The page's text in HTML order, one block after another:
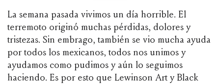
La semana pasada vivimos un día horrible. El
terremoto originó muchas pérdidas, dolores y
tristezas. Sin embrago, también se vio mucha ayuda
por todos los mexicanos, todos nos unimos y
ayudamos como pudimos y aún lo seguimos
haciendo. Es por esto que Lewinson Art y Black